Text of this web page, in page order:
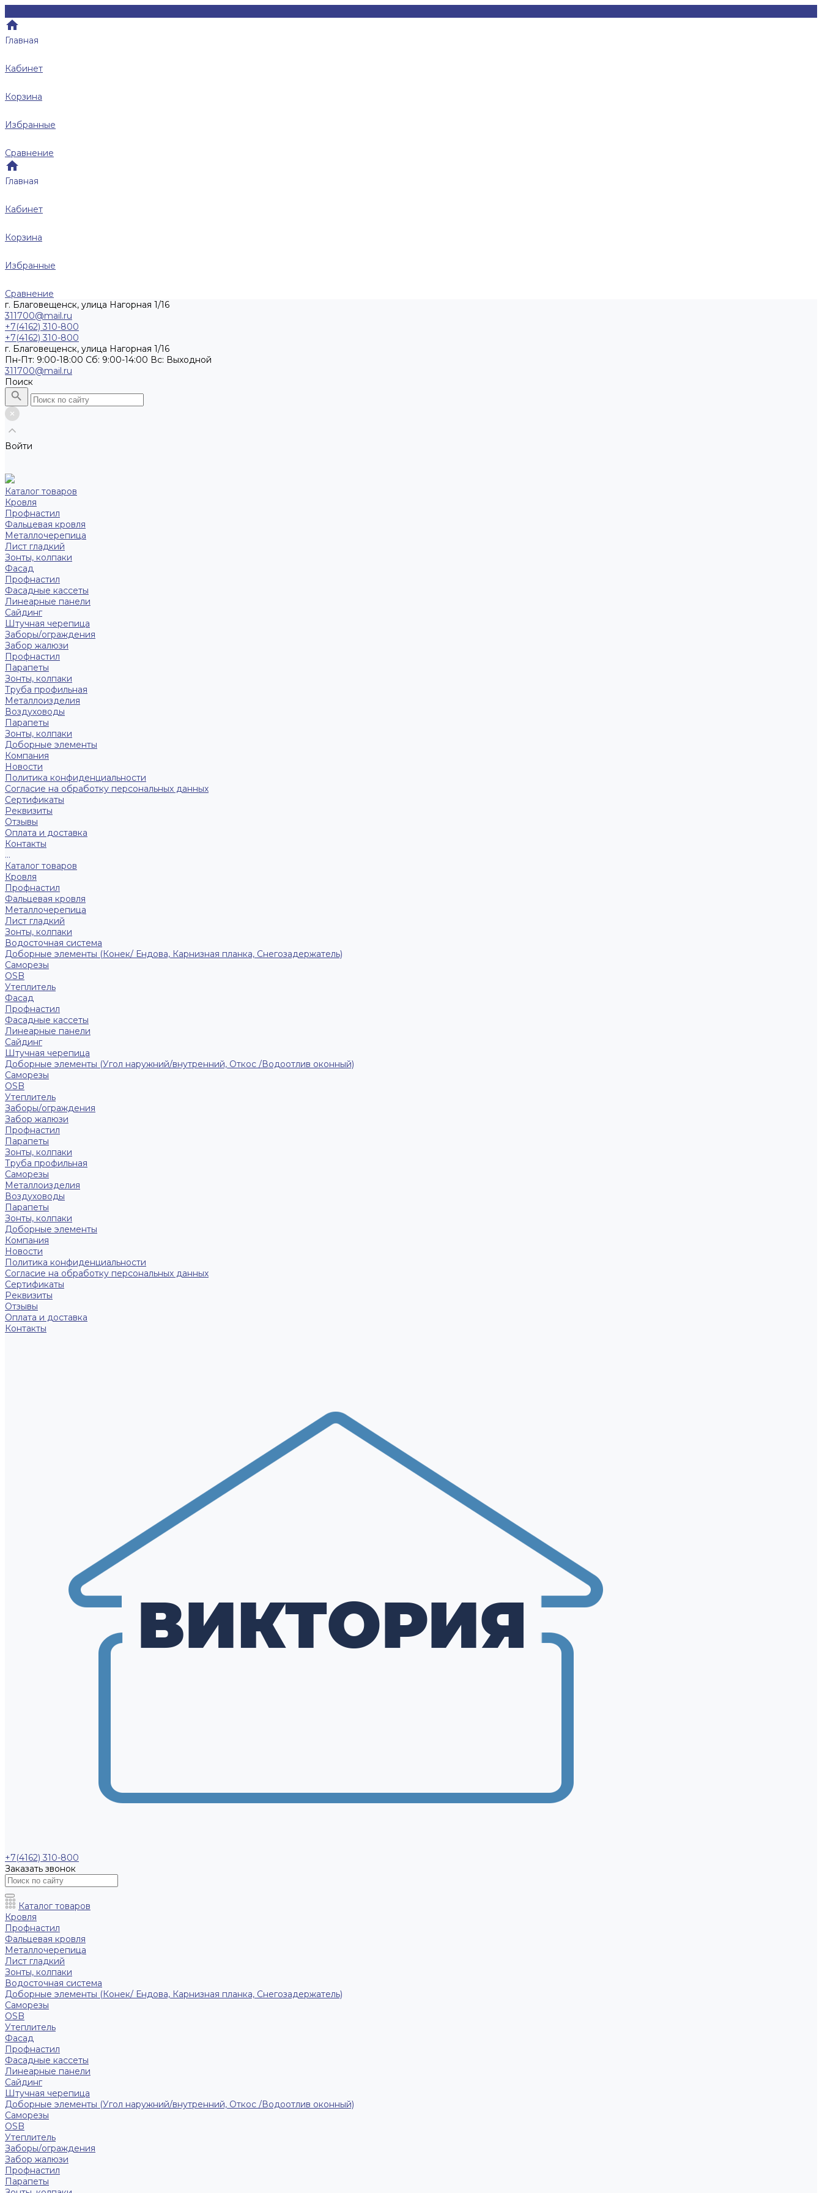
Главная
Кабинет
Корзина
Избранные
Сравнение
Главная
Кабинет
Корзина
Избранные
Сравнение
г. Благовещенск, улица Нагорная 1/16
311700@mail.ru
+7(4162) 310-800
+7(4162) 310-800
г. Благовещенск, улица Нагорная 1/16
Пн-Пт: 9:00-18:00 Cб: 9:00-14:00 Вс: Выходной
311700@mail.ru
Поиск
Войти
Каталог товаров
Кровля
Профнастил
Фальцевая кровля
Металлочерепица
Лист гладкий
Зонты, колпаки
Фасад
Профнастил
Фасадные кассеты
Линеарные панели
Сайдинг
Штучная черепица
Заборы/ограждения
Забор жалюзи
Профнастил
Парапеты
Зонты, колпаки
Труба профильная
Металлоизделия
Воздуховоды
Парапеты
Зонты, колпаки
Доборные элементы
Компания
Новости
Политика конфиденциальности
Согласие на обработку персональных данных
Сертификаты
Реквизиты
Отзывы
Оплата и доставка
Контакты
...
Каталог товаров
Кровля
Профнастил
Фальцевая кровля
Металлочерепица
Лист гладкий
Зонты, колпаки
Водосточная система
Доборные элементы (Конек/ Ендова, Карнизная планка, Снегозадержатель)
Саморезы
ОSB
Утеплитель
Фасад
Профнастил
Фасадные кассеты
Линеарные панели
Сайдинг
Штучная черепица
Доборные элементы (Угол наружний/внутренний, Откос /Водоотлив оконный)
Саморезы
OSB
Утеплитель
Заборы/ограждения
Забор жалюзи
Профнастил
Парапеты
Зонты, колпаки
Труба профильная
Саморезы
Металлоизделия
Воздуховоды
Парапеты
Зонты, колпаки
Доборные элементы
Компания
Новости
Политика конфиденциальности
Согласие на обработку персональных данных
Сертификаты
Реквизиты
Отзывы
Оплата и доставка
Контакты
+7(4162) 310-800
Заказать звонок
Каталог товаров
Кровля
Профнастил
Фальцевая кровля
Металлочерепица
Лист гладкий
Зонты, колпаки
Водосточная система
Доборные элементы (Конек/ Ендова, Карнизная планка, Снегозадержатель)
Саморезы
ОSB
Утеплитель
Фасад
Профнастил
Фасадные кассеты
Линеарные панели
Сайдинг
Штучная черепица
Доборные элементы (Угол наружний/внутренний, Откос /Водоотлив оконный)
Саморезы
OSB
Утеплитель
Заборы/ограждения
Забор жалюзи
Профнастил
Парапеты